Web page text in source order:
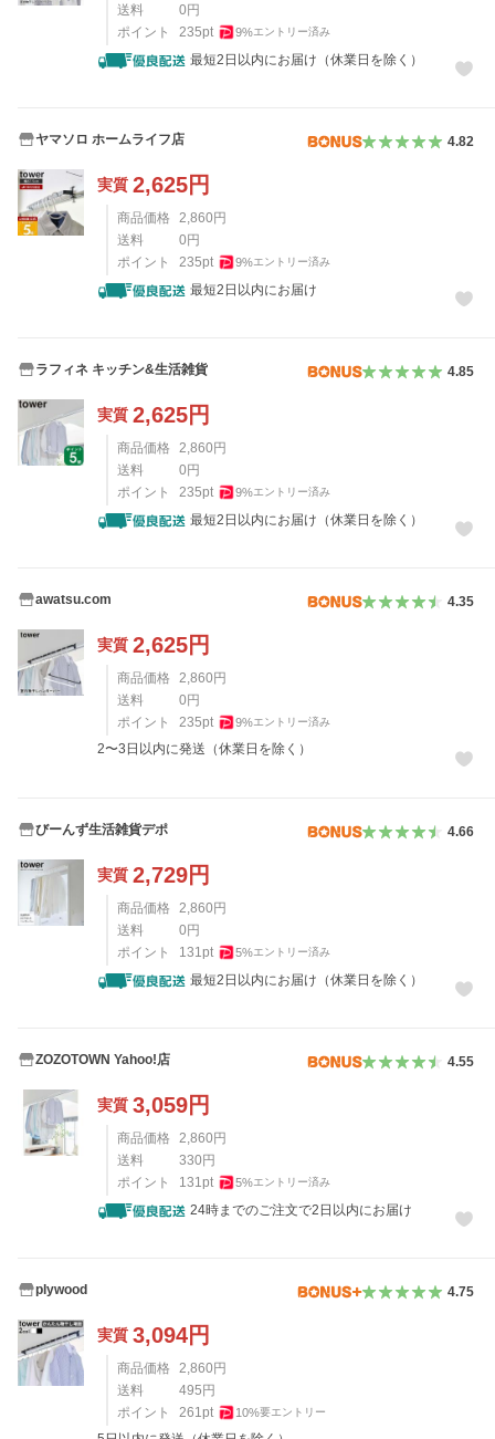
送料
0 円
ポイント
235pt 9%エントリー済み
最短2日以内にお届け（休業日を除く）
ヤマソロ ホームライフ店 4.82
実質 2,625円
商品価格 2,860 円
送料
0 円
ポイント
235pt 9%エントリー済み
最短2日以内にお届け
ラフィネ キッチン&生活雑貨 4.85
実質 2,625円
商品価格 2,860 円
送料
0 円
ポイント
235pt 9%エントリー済み
最短2日以内にお届け（休業日を除く）
awatsu.com 4.35
実質 2,625円
商品価格 2,860 円
送料
0 円
ポイント
235pt 9%エントリー済み
2〜3日以内に発送（休業日を除く）
びーんず生活雑貨デポ 4.66
実質 2,729円
商品価格 2,860 円
送料
0 円
ポイント
131pt 5%エントリー済み
最短2日以内にお届け（休業日を除く）
ZOZOTOWN Yahoo!店 4.55
実質 3,059円
商品価格 2,860 円
送料
330 円
ポイント
131pt 5%エントリー済み
24時までのご注文で2日以内にお届け
plywood 4.75
実質 3,094円
商品価格 2,860 円
送料
495 円
ポイント
261pt 10%要エントリー